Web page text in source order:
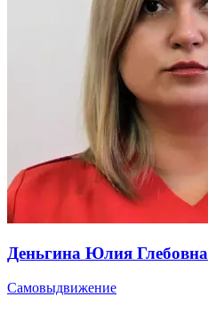
Деньгина Юлия Глебовна
Самовыдвижение